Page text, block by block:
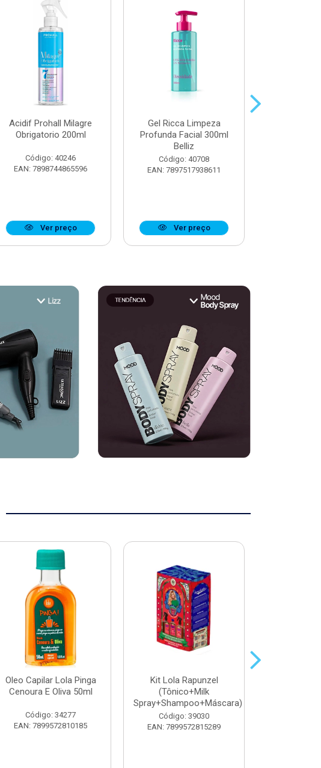
Acidif Prohall Milagre
Obrigatorio 200ml
Código: 40246
EAN: 7898744865596
Ver preço
Gel Ricca Limpeza
Profunda Facial 300ml
Belliz
Código: 40708
EAN: 7897517938611
Ver preço
Oleo Capilar Lola Pinga
Cenoura E Oliva 50ml
Código: 34277
EAN: 7899572810185
Kit Lola Rapunzel
(Tônico+Milk
Spray+Shampoo+Máscara)
Código: 39030
EAN: 7899572815289